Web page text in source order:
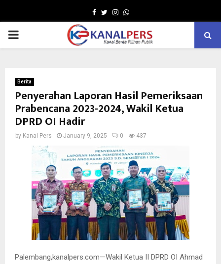
Facebook
TwitterInstagram
Whatsapp
PRIMARY
Berita
Penyerahan Laporan Hasil Pemeriksaan
Prabencana 2023-2024, Wakil Ketua
DPRD OI Hadir
by Kanal Pers January 9, 2025 0 437
Palembang,kanalpers.com—Wakil Ketua II DPRD OI Ahmad